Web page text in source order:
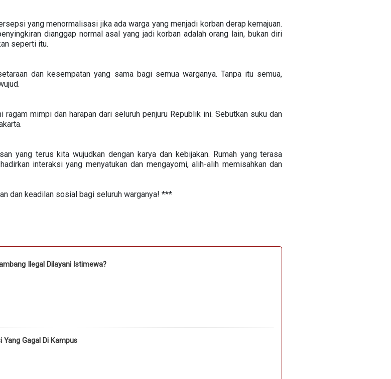
yang menormalisasi jika ada warga yang menjadi korban derap kemajuan.
dianggap normal asal yang jadi korban adalah orang lain, bukan diri
seperti itu.
dan kesempatan yang sama bagi semua warganya. Tanpa itu semua,
ragam mimpi dan harapan dari seluruh penjuru Republik ini. Sebutkan suku dan
yang terus kita wujudkan dengan karya dan kebijakan. Rumah yang terasa
interaksi yang menyatukan dan mengayomi, alih-alih memisahkan dan
dan keadilan sosial bagi seluruh warganya! ***
Ilegal Dilayani Istimewa?
Yang Gagal Di Kampus